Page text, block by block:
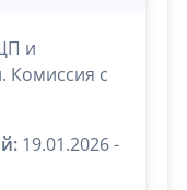
и
Комиссия с
19.01.2026 -